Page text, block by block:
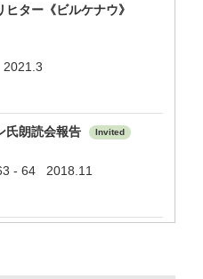
ター《ビルケナウ》
氏朗読会報告 Invited
- 64 2018.11